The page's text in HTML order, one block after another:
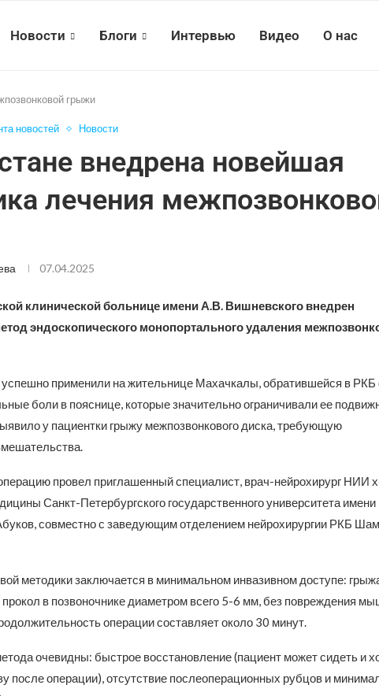
Новости Блоги Интервью Видео О нас
грыжи
новостей Новости
внедрена новейшая
лечения
07.04.2025
клинической больнице имени А.В. Вишневского внедрен
эндоскопического монопортального удаления
применили на жительнице Махачкалы, обратившейся в РКБ
боли в пояснице, которые значительно ограничивали ее
у пациентки грыжу межпозвонкового диска, требующую
провел приглашенный специалист, врач-нейрохирург НИИ
Санкт-Петербургского государственного университета имени
совместно с заведующим отделением нейрохирургии РКБ
методики заключается в минимальном инвазивном доступе:
прокол в позвоночнике диаметром всего 5-6 мм, без повреждения
операции составляет около 30 минут.
очевидны: быстрое восстановление (пациент может сидеть и
после операции), отсутствие послеоперационных рубцов и